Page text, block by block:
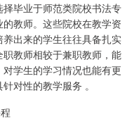
毕业于师范类院校书法专
教师。这些院校在教学资
出来的学生往往具备扎实
教师相较于兼职教师，能
学生的学习情况也能有更
对性的教学服务 。